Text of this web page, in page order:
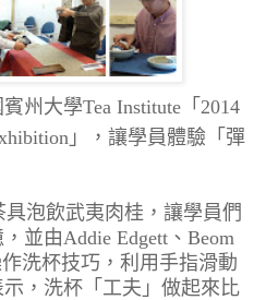
賓州大學Tea Institute 「 2014
」，讓學員體驗「彈
泡飲武夷肉桂，讓學員們
並由Addie Edgett 、 Beom
洗杯技巧，利用手指滑動
，洗杯「工夫」做起來比